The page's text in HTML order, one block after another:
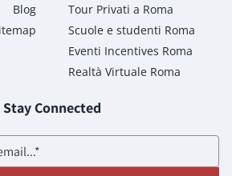
Blog
Tour Privati a Roma
Scuole e studenti Roma
Eventi Incentives Roma
Realtà Virtuale Roma
Stay Connected